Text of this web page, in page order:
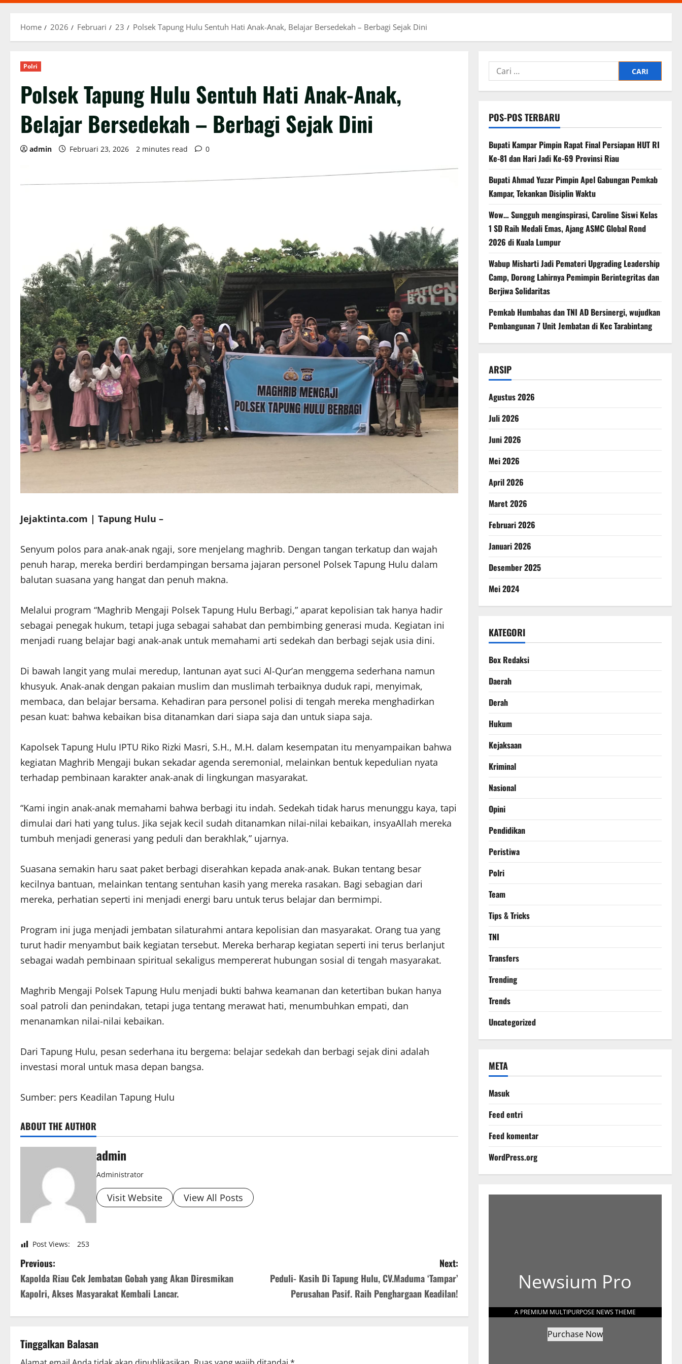
Home 2026 Februari 23 Polsek Tapung Hulu Sentuh Hati Anak-Anak, Belajar Bersedekah – Berbagi Sejak Dini
Polri
Polsek Tapung Hulu Sentuh Hati Anak-Anak,
Belajar Bersedekah – Berbagi Sejak Dini
admin Februari 23, 2026 2 minutes read 0
Jejaktinta.com | Tapung Hulu –
Senyum polos para anak-anak ngaji, sore menjelang maghrib. Dengan tangan terkatup dan wajah
penuh harap, mereka berdiri berdampingan bersama jajaran personel Polsek Tapung Hulu dalam
balutan suasana yang hangat dan penuh makna.
Melalui program “Maghrib Mengaji Polsek Tapung Hulu Berbagi,” aparat kepolisian tak hanya hadir
sebagai penegak hukum, tetapi juga sebagai sahabat dan pembimbing generasi muda. Kegiatan ini
menjadi ruang belajar bagi anak-anak untuk memahami arti sedekah dan berbagi sejak usia dini.
Di bawah langit yang mulai meredup, lantunan ayat suci Al-Qur’an menggema sederhana namun
khusyuk. Anak-anak dengan pakaian muslim dan muslimah terbaiknya duduk rapi, menyimak,
membaca, dan belajar bersama. Kehadiran para personel polisi di tengah mereka menghadirkan
pesan kuat: bahwa kebaikan bisa ditanamkan dari siapa saja dan untuk siapa saja.
Kapolsek Tapung Hulu IPTU Riko Rizki Masri, S.H., M.H. dalam kesempatan itu menyampaikan bahwa
kegiatan Maghrib Mengaji bukan sekadar agenda seremonial, melainkan bentuk kepedulian nyata
terhadap pembinaan karakter anak-anak di lingkungan masyarakat.
“Kami ingin anak-anak memahami bahwa berbagi itu indah. Sedekah tidak harus menunggu kaya, tapi
dimulai dari hati yang tulus. Jika sejak kecil sudah ditanamkan nilai-nilai kebaikan, insyaAllah mereka
tumbuh menjadi generasi yang peduli dan berakhlak,” ujarnya.
Suasana semakin haru saat paket berbagi diserahkan kepada anak-anak. Bukan tentang besar
kecilnya bantuan, melainkan tentang sentuhan kasih yang mereka rasakan. Bagi sebagian dari
mereka, perhatian seperti ini menjadi energi baru untuk terus belajar dan bermimpi.
Program ini juga menjadi jembatan silaturahmi antara kepolisian dan masyarakat. Orang tua yang
turut hadir menyambut baik kegiatan tersebut. Mereka berharap kegiatan seperti ini terus berlanjut
sebagai wadah pembinaan spiritual sekaligus mempererat hubungan sosial di tengah masyarakat.
Maghrib Mengaji Polsek Tapung Hulu menjadi bukti bahwa keamanan dan ketertiban bukan hanya
soal patroli dan penindakan, tetapi juga tentang merawat hati, menumbuhkan empati, dan
menanamkan nilai-nilai kebaikan.
Dari Tapung Hulu, pesan sederhana itu bergema: belajar sedekah dan berbagi sejak dini adalah
investasi moral untuk masa depan bangsa.
Sumber: pers Keadilan Tapung Hulu
ABOUT THE AUTHOR
admin
Administrator
Visit Website View All Posts
Post Views: 253
P
o
n
Previous:
Kapolda Riau Cek Jembatan Gobah yang Akan Diresmikan
Kapolri, Akses Masyarakat Kembali Lancar.
Next:
Peduli- Kasih Di Tapung Hulu, CV.Maduma ‘Tampar’
Perusahan Pasif. Raih Penghargaan Keadilan!
Tinggalkan Balasan
Cari
untuk:
POS-POS TERBARU
Bupati Kampar Pimpin Rapat Final Persiapan HUT RI
Ke-81 dan Hari Jadi Ke-69 Provinsi Riau
Bupati Ahmad Yuzar Pimpin Apel Gabungan Pemkab
Kampar, Tekankan Disiplin Waktu
Wow… Sungguh menginspirasi, Caroline Siswi Kelas
1 SD Raih Medali Emas, Ajang ASMC Global Rond
2026 di Kuala Lumpur
Wabup Misharti Jadi Pemateri Upgrading Leadership
Camp, Dorong Lahirnya Pemimpin Berintegritas dan
Berjiwa Solidaritas
Pemkab Humbahas dan TNI AD Bersinergi, wujudkan
Pembangunan 7 Unit Jembatan di Kec Tarabintang
ARSIP
Agustus 2026
Juli 2026
Juni 2026
Mei 2026
April 2026
Maret 2026
Februari 2026
Januari 2026
Desember 2025
Mei 2024
KATEGORI
Box Redaksi
Daerah
Derah
Hukum
Kejaksaan
Kriminal
Nasional
Opini
Pendidikan
Peristiwa
Polri
Team
Tips & Tricks
TNI
Transfers
Trending
Trends
Uncategorized
META
Masuk
Feed entri
Feed komentar
WordPress.org
Newsium Pro
A PREMIUM MULTIPURPOSE NEWS THEME
Purchase Now